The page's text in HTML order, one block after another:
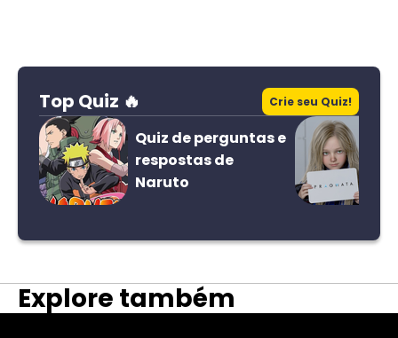
Top Quiz 🔥 Crie seu Quiz!
Quiz de perguntas e
respostas de
Naruto
Explore também